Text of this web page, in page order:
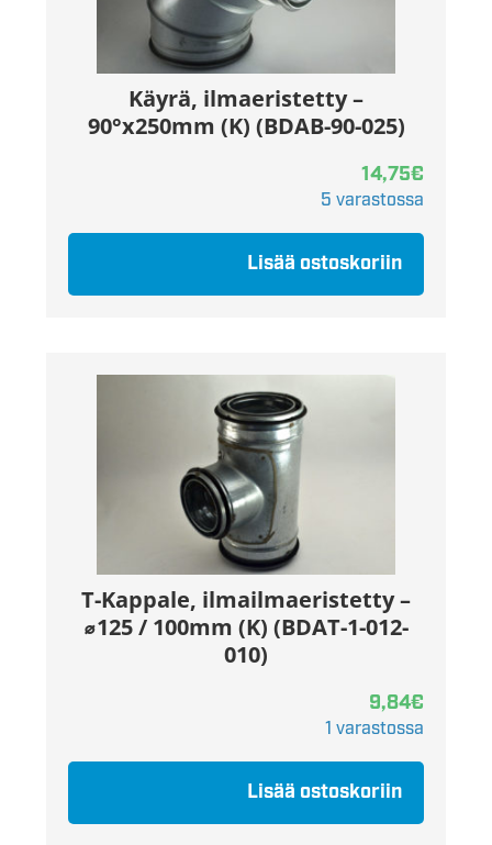
Käyrä, ilmaeristetty –
90°x250mm (K) (BDAB-90-025)
14,75€
5 varastossa
Lisää ostoskoriin
T-Kappale, ilmailmaeristetty –
⌀125 / 100mm (K) (BDAT-1-012-
010)
9,84€
1 varastossa
Lisää ostoskoriin